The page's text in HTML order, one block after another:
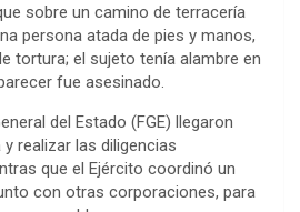
sobre un camino de terracería
persona atada de pies y manos,
tortura; el sujeto tenía alambre en
fue asesinado.
del Estado (FGE) llegaron
realizar las diligencias
que el Ejército coordinó un
con otras corporaciones, para